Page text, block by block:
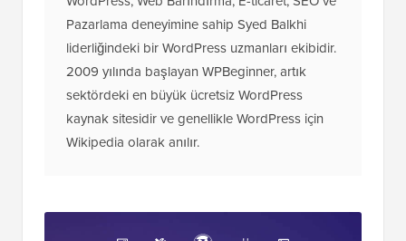
Pazarlama deneyimine sahip Syed Balkhi
liderliğindeki bir WordPress uzmanları ekibidir.
2009 yılında başlayan WPBeginner, artık
sektördeki en büyük ücretsiz WordPress
kaynak sitesidir ve genellikle WordPress için
Wikipedia olarak anılır.